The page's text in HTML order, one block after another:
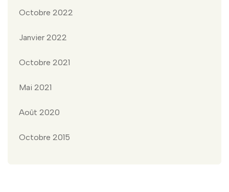
Octobre 2022
Janvier 2022
Octobre 2021
Mai 2021
Août 2020
Octobre 2015